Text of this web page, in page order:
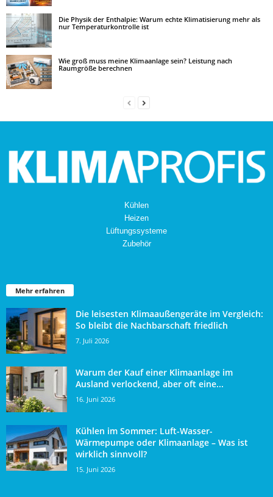
Die Physik der Enthalpie: Warum echte Klimatisierung mehr als
nur Temperaturkontrolle ist
Wie groß muss meine Klimaanlage sein? Leistung nach
Raumgröße berechnen
Kühlen
Heizen
Lüftungssysteme
Zubehör
Mehr erfahren
Die leisesten Klimaaußengeräte im Vergleich:
So bleibt die Nachbarschaft friedlich
7. Juli 2026
Warum der Kauf einer Klimaanlage im
Ausland verlockend, aber oft eine...
16. Juni 2026
Kühlen im Sommer: Luft-Wasser-
Wärmepumpe oder Klimaanlage – Was ist
wirklich sinnvoll?
15. Juni 2026